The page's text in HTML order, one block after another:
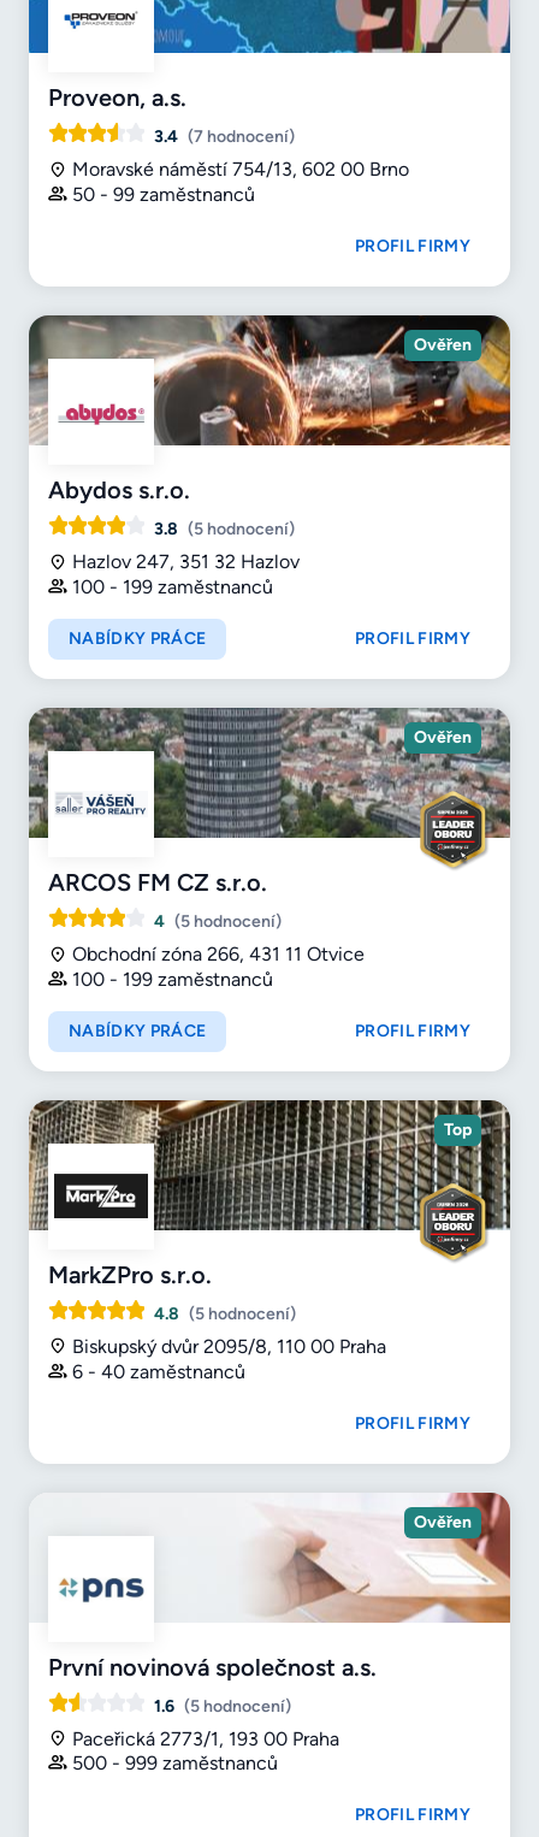
Proveon, a.s.
3.4 (7 hodnocení)
Moravské náměstí 754/13, 602 00 Brno
50 - 99 zaměstnanců
PROFIL FIRMY
Ověřen
Abydos s.r.o.
3.8 (5 hodnocení)
Hazlov 247, 351 32 Hazlov
100 - 199 zaměstnanců
NABÍDKY PRÁCE PROFIL FIRMY
Ověřen
ARCOS FM CZ s.r.o.
4 (5 hodnocení)
Obchodní zóna 266, 431 11 Otvice
100 - 199 zaměstnanců
NABÍDKY PRÁCE PROFIL FIRMY
Top
MarkZPro s.r.o.
4.8 (5 hodnocení)
Biskupský dvůr 2095/8, 110 00 Praha
6 - 40 zaměstnanců
PROFIL FIRMY
Ověřen
První novinová společnost a.s.
1.6 (5 hodnocení)
Paceřická 2773/1, 193 00 Praha
500 - 999 zaměstnanců
PROFIL FIRMY